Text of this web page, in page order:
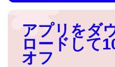
アプリをダ
ロードして
オフ